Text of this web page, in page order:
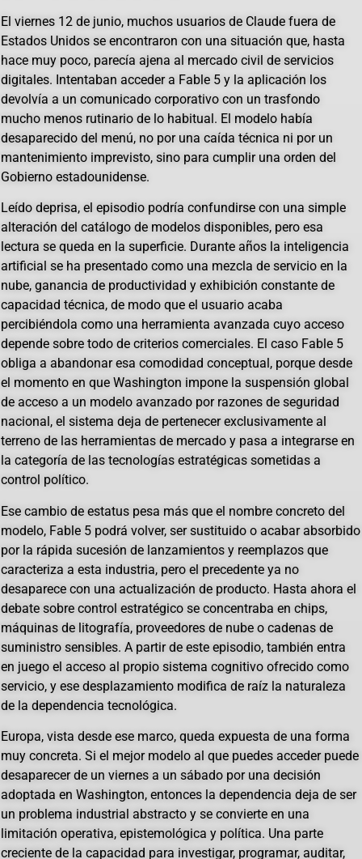
El viernes 12 de junio, muchos usuarios de Claude fuera de
Estados Unidos se encontraron con una situación que, hasta
hace muy poco, parecía ajena al mercado civil de servicios
digitales. Intentaban acceder a Fable 5 y la aplicación los
devolvía a un comunicado corporativo con un trasfondo
mucho menos rutinario de lo habitual. El modelo había
desaparecido del menú, no por una caída técnica ni por un
mantenimiento imprevisto, sino para cumplir una orden del
Gobierno estadounidense.
Leído deprisa, el episodio podría confundirse con una simple
alteración del catálogo de modelos disponibles, pero esa
lectura se queda en la superficie. Durante años la inteligencia
artificial se ha presentado como una mezcla de servicio en la
nube, ganancia de productividad y exhibición constante de
capacidad técnica, de modo que el usuario acaba
percibiéndola como una herramienta avanzada cuyo acceso
depende sobre todo de criterios comerciales. El caso Fable 5
obliga a abandonar esa comodidad conceptual, porque desde
el momento en que Washington impone la suspensión global
de acceso a un modelo avanzado por razones de seguridad
nacional, el sistema deja de pertenecer exclusivamente al
terreno de las herramientas de mercado y pasa a integrarse en
la categoría de las tecnologías estratégicas sometidas a
control político.
Ese cambio de estatus pesa más que el nombre concreto del
modelo, Fable 5 podrá volver, ser sustituido o acabar absorbido
por la rápida sucesión de lanzamientos y reemplazos que
caracteriza a esta industria, pero el precedente ya no
desaparece con una actualización de producto. Hasta ahora el
debate sobre control estratégico se concentraba en chips,
máquinas de litografía, proveedores de nube o cadenas de
suministro sensibles. A partir de este episodio, también entra
en juego el acceso al propio sistema cognitivo ofrecido como
servicio, y ese desplazamiento modifica de raíz la naturaleza
de la dependencia tecnológica.
Europa, vista desde ese marco, queda expuesta de una forma
muy concreta. Si el mejor modelo al que puedes acceder puede
desaparecer de un viernes a un sábado por una decisión
adoptada en Washington, entonces la dependencia deja de ser
un problema industrial abstracto y se convierte en una
limitación operativa, epistemológica y política. Una parte
creciente de la capacidad para investigar, programar, auditar,